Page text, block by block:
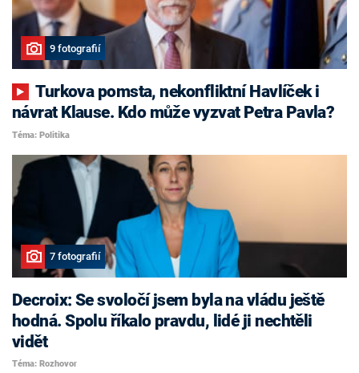
9 fotografií
Turkova pomsta, nekonfliktní Havlíček i
návrat Klause. Kdo může vyzvat Petra Pavla?
Téma: Politika
7 fotografií
Decroix: Se svoločí jsem byla na vládu ještě
hodná. Spolu říkalo pravdu, lidé ji nechtěli
vidět
Téma: Rozhovor